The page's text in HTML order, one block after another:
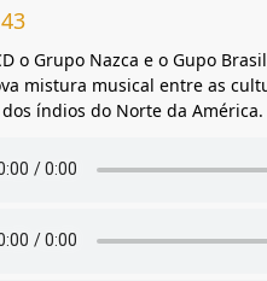
o Grupo Nazca e o Gupo
mistura musical entre as
índios do Norte da América.